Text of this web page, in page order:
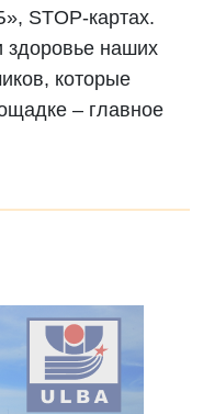
STOP-картах.
здоровье наших
которые
– главное